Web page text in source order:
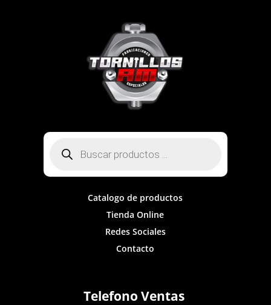
productos
Catalogo de productos
Tienda Online
Redes Sociales
Contacto
Telefono Ventas